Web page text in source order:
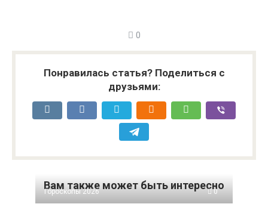
0
Понравилась статья? Поделиться с
друзьями:
Вам также может быть интересно
Гороскопы 2026 0